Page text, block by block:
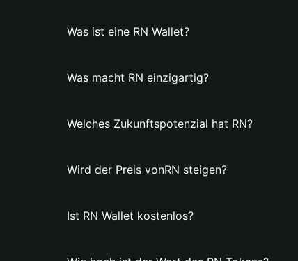
Was ist eine RN Wallet?
Was macht RN einzigartig?
Welches Zukunftspotenzial hat RN?
Wird der Preis vonRN steigen?
Ist RN Wallet kostenlos?